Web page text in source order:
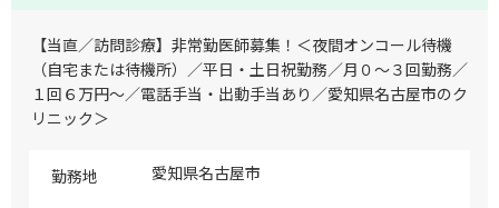
【当直／訪問診療】非常勤医師募集！＜夜間オンコール待機
（自宅または待機所）／平日・土日祝勤務／月０～３回勤務／
１回６万円～／電話手当・出動手当あり／愛知県名古屋市のク
リニック＞
勤務地 愛知県名古屋市